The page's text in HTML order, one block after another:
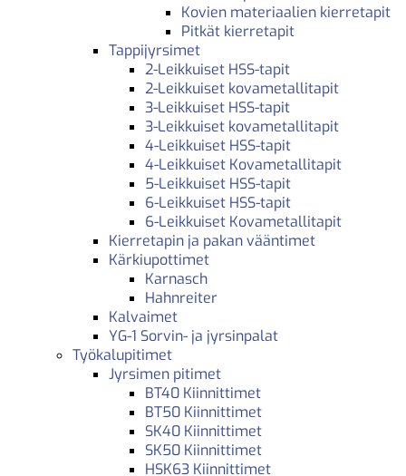
Kovien materiaalien kierretapit
Pitkät kierretapit
Tappijyrsimet
2-Leikkuiset HSS-tapit
2-Leikkuiset kovametallitapit
3-Leikkuiset HSS-tapit
3-Leikkuiset kovametallitapit
4-Leikkuiset HSS-tapit
4-Leikkuiset Kovametallitapit
5-Leikkuiset HSS-tapit
6-Leikkuiset HSS-tapit
6-Leikkuiset Kovametallitapit
Kierretapin ja pakan vääntimet
Kärkiupottimet
Karnasch
Hahnreiter
Kalvaimet
YG-1 Sorvin- ja jyrsinpalat
Työkalupitimet
Jyrsimen pitimet
BT40 Kiinnittimet
BT50 Kiinnittimet
SK40 Kiinnittimet
SK50 Kiinnittimet
HSK63 Kiinnittimet